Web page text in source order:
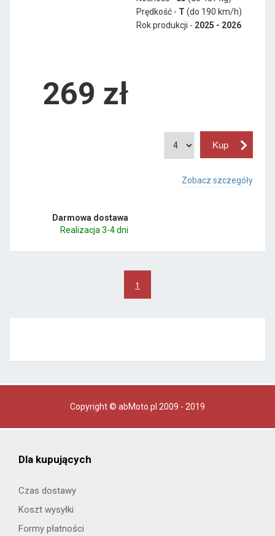
Prędkość - T (do 190 km/h)
Rok produkcji - 2025 - 2026
269 zł
Zobacz szczegóły
Darmowa dostawa
Realizacja 3-4 dni
1
Copyright © abMoto.pl 2009 - 2019
Dla kupujących
Czas dostawy
Koszt wysyłki
Formy płatności